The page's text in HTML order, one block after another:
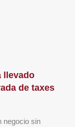
llevado
de taxes
negocio sin